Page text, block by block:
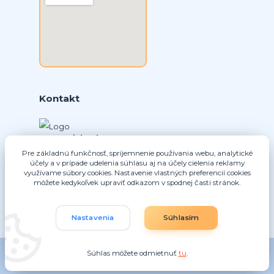
Kontakt
Ing. Daniel Doboš
+421 902331936
(Po-Pia, 8-16 hod.)
info@nice-pohony.sk
Eshop-rychlo.sk
Pre základnú funkčnosť, spríjemnenie používania webu, analytické
účely a v prípade udelenia súhlasu aj na účely cielenia reklamy
využívame súbory cookies. Nastavenie vlastných preferencií cookies
môžete kedykoľvek upraviť odkazom v spodnej časti stránok.
Nastavenia Súhlasím
Súhlas môžete odmietnuť tu.